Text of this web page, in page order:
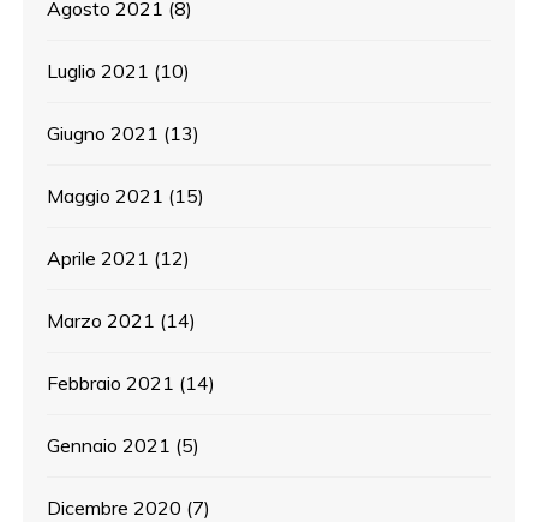
Agosto 2021 (8)
Luglio 2021 (10)
Giugno 2021 (13)
Maggio 2021 (15)
Aprile 2021 (12)
Marzo 2021 (14)
Febbraio 2021 (14)
Gennaio 2021 (5)
Dicembre 2020 (7)